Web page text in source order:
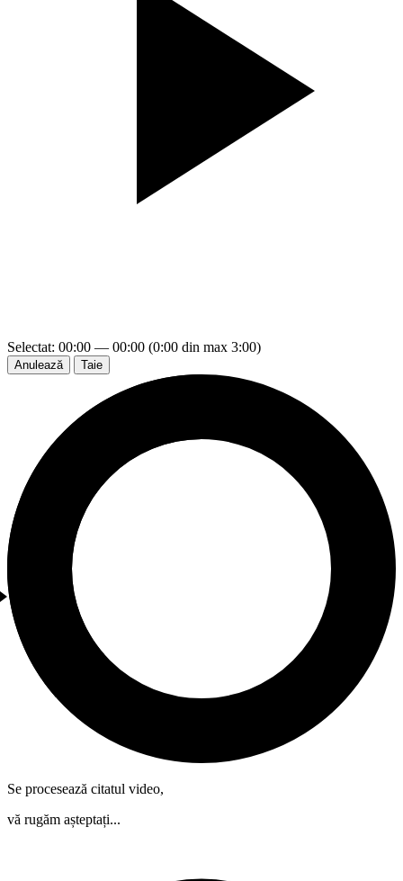
Selectat: 00:00 — 00:00 (0:00 din max 3:00)
Anulează Taie
Se procesează citatul video,
vă rugăm așteptați...